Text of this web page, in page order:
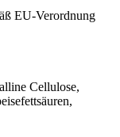
EU-Verordnung
Cellulose,